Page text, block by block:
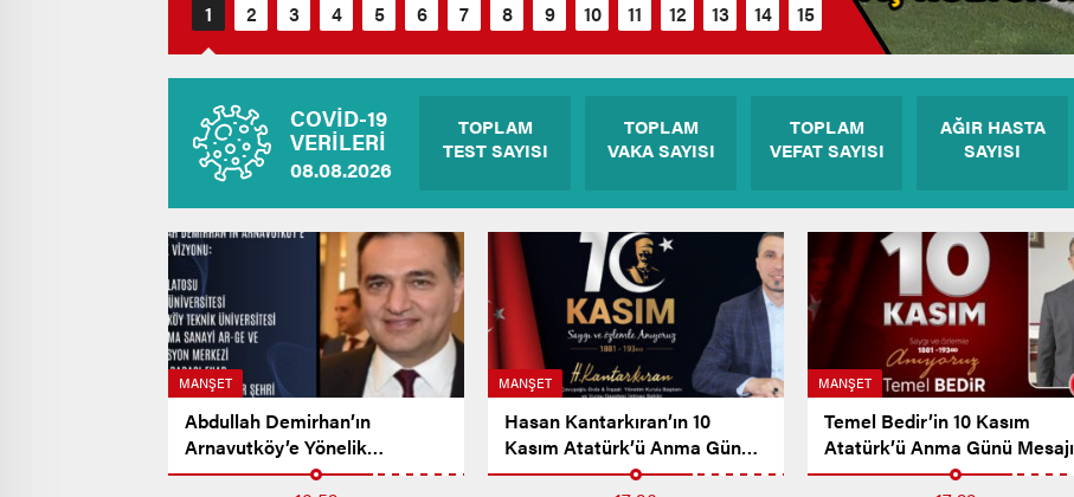
COVİD-19
VERİLERİ
08.08.2026
TOPLAM
TEST SAYISI
TOPLAM
VAKA SAYISI
TOPLAM
VEFAT SAYISI
AĞIR HASTA
SAYISI
MANŞET
Abdullah Demirhan’ın
Arnavutköy’e Yönelik
Vizyonu…
MANŞET
Hasan Kantarkıran’ın 10
Kasım Atatürk’ü Anma Günü
Mesajı
MANŞET
Temel Bedir’in 10 Kasım
Atatürk’ü Anma Günü Mesajı